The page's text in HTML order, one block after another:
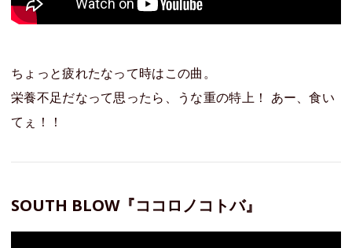
ちょっと疲れたなって時はこの曲。
栄養不足だなって思ったら、うな重の特上！ あー、食い
てぇ！！
SOUTH BLOW『ココロノコトバ』